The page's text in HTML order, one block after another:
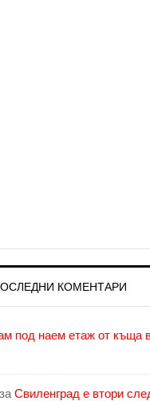
КОМЕНТАРИ
под наем етаж от къща
Свиленград е втори